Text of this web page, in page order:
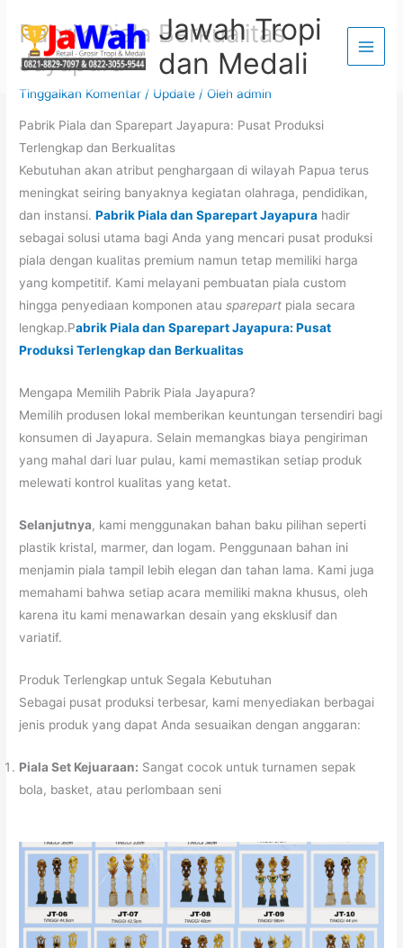
konten
Jawah Tropi
dan Medali
Pabrik Piala Berkualitas
Jayapura
Tinggalkan Komentar / Update / Olehadmin
Pabrik Piala dan Sparepart Jayapura: Pusat Produksi
Terlengkap dan Berkualitas
Kebutuhan akan atribut penghargaan di wilayah Papua terus
meningkat seiring banyaknya kegiatan olahraga, pendidikan,
dan instansi. Pabrik Piala dan Sparepart Jayapura hadir
sebagai solusi utama bagi Anda yang mencari pusat produksi
piala dengan kualitas premium namun tetap memiliki harga
yang kompetitif. Kami melayani pembuatan piala custom
hingga penyediaan komponen atausparepart piala secara
lengkap.Pabrik Piala dan Sparepart Jayapura: Pusat
Produksi Terlengkap dan Berkualitas
Mengapa Memilih Pabrik Piala Jayapura?
Memilih produsen lokal memberikan keuntungan tersendiri bagi
konsumen di Jayapura. Selain memangkas biaya pengiriman
yang mahal dari luar pulau, kami memastikan setiap produk
melewati kontrol kualitas yang ketat.
Selanjutnya, kami menggunakan bahan baku pilihan seperti
plastik kristal, marmer, dan logam. Penggunaan bahan ini
menjamin piala tampil lebih elegan dan tahan lama. Kami juga
memahami bahwa setiap acara memiliki makna khusus, oleh
karena itu kami menawarkan desain yang eksklusif dan
variatif.
Produk Terlengkap untuk Segala Kebutuhan
Sebagai pusat produksi terbesar, kami menyediakan berbagai
jenis produk yang dapat Anda sesuaikan dengan anggaran:
Piala Set Kejuaraan: Sangat cocok untuk turnamen sepak
bola, basket, atau perlombaan seni